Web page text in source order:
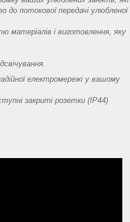
до потокової передачі улюбленої
матеріалів і виготовлення, яку
електромережі у вашому
закриті розетки (IP44)